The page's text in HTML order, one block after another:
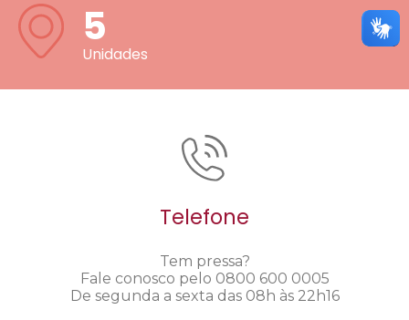
5
Unidades
Telefone
Tem pressa?
Fale conosco pelo 0800 600 0005
De segunda a sexta das 08h às 22h16